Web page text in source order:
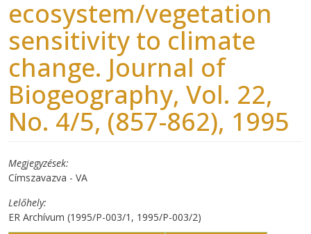
ecosystem/vegetation
sensitivity to climate
change. Journal of
Biogeography, Vol. 22,
No. 4/5, (857-862), 1995
Megjegyzések
Címszavazva - VA
Lelőhely
ER Archívum (1995/P-003/1, 1995/P-003/2)